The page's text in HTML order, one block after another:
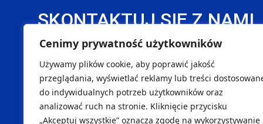
Cenimy prywatność użytkowników
Używamy plików cookie, aby poprawić jakość
przeglądania, wyświetlać reklamy lub treści
do indywidualnych potrzeb użytkowników oraz
analizować ruch na stronie. Kliknięcie przycisku
„Akceptuj wszystkie” oznacza zgodę na wykorzystywanie
SKONTAKTUJ SIĘ Z NAMI
DANE REJESTROWE
Handball Pałac Tarnów Sp. z o. o.
NIP 8733299996
REGON 540451262
Maciej